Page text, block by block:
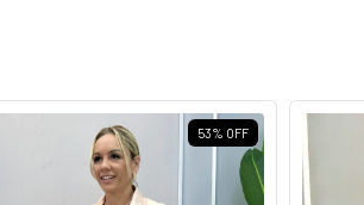
53% OFF